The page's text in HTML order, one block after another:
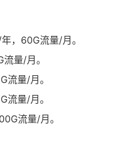
，60G流量/月。
量/月。
流量/月。
流量/月。
流量/月。